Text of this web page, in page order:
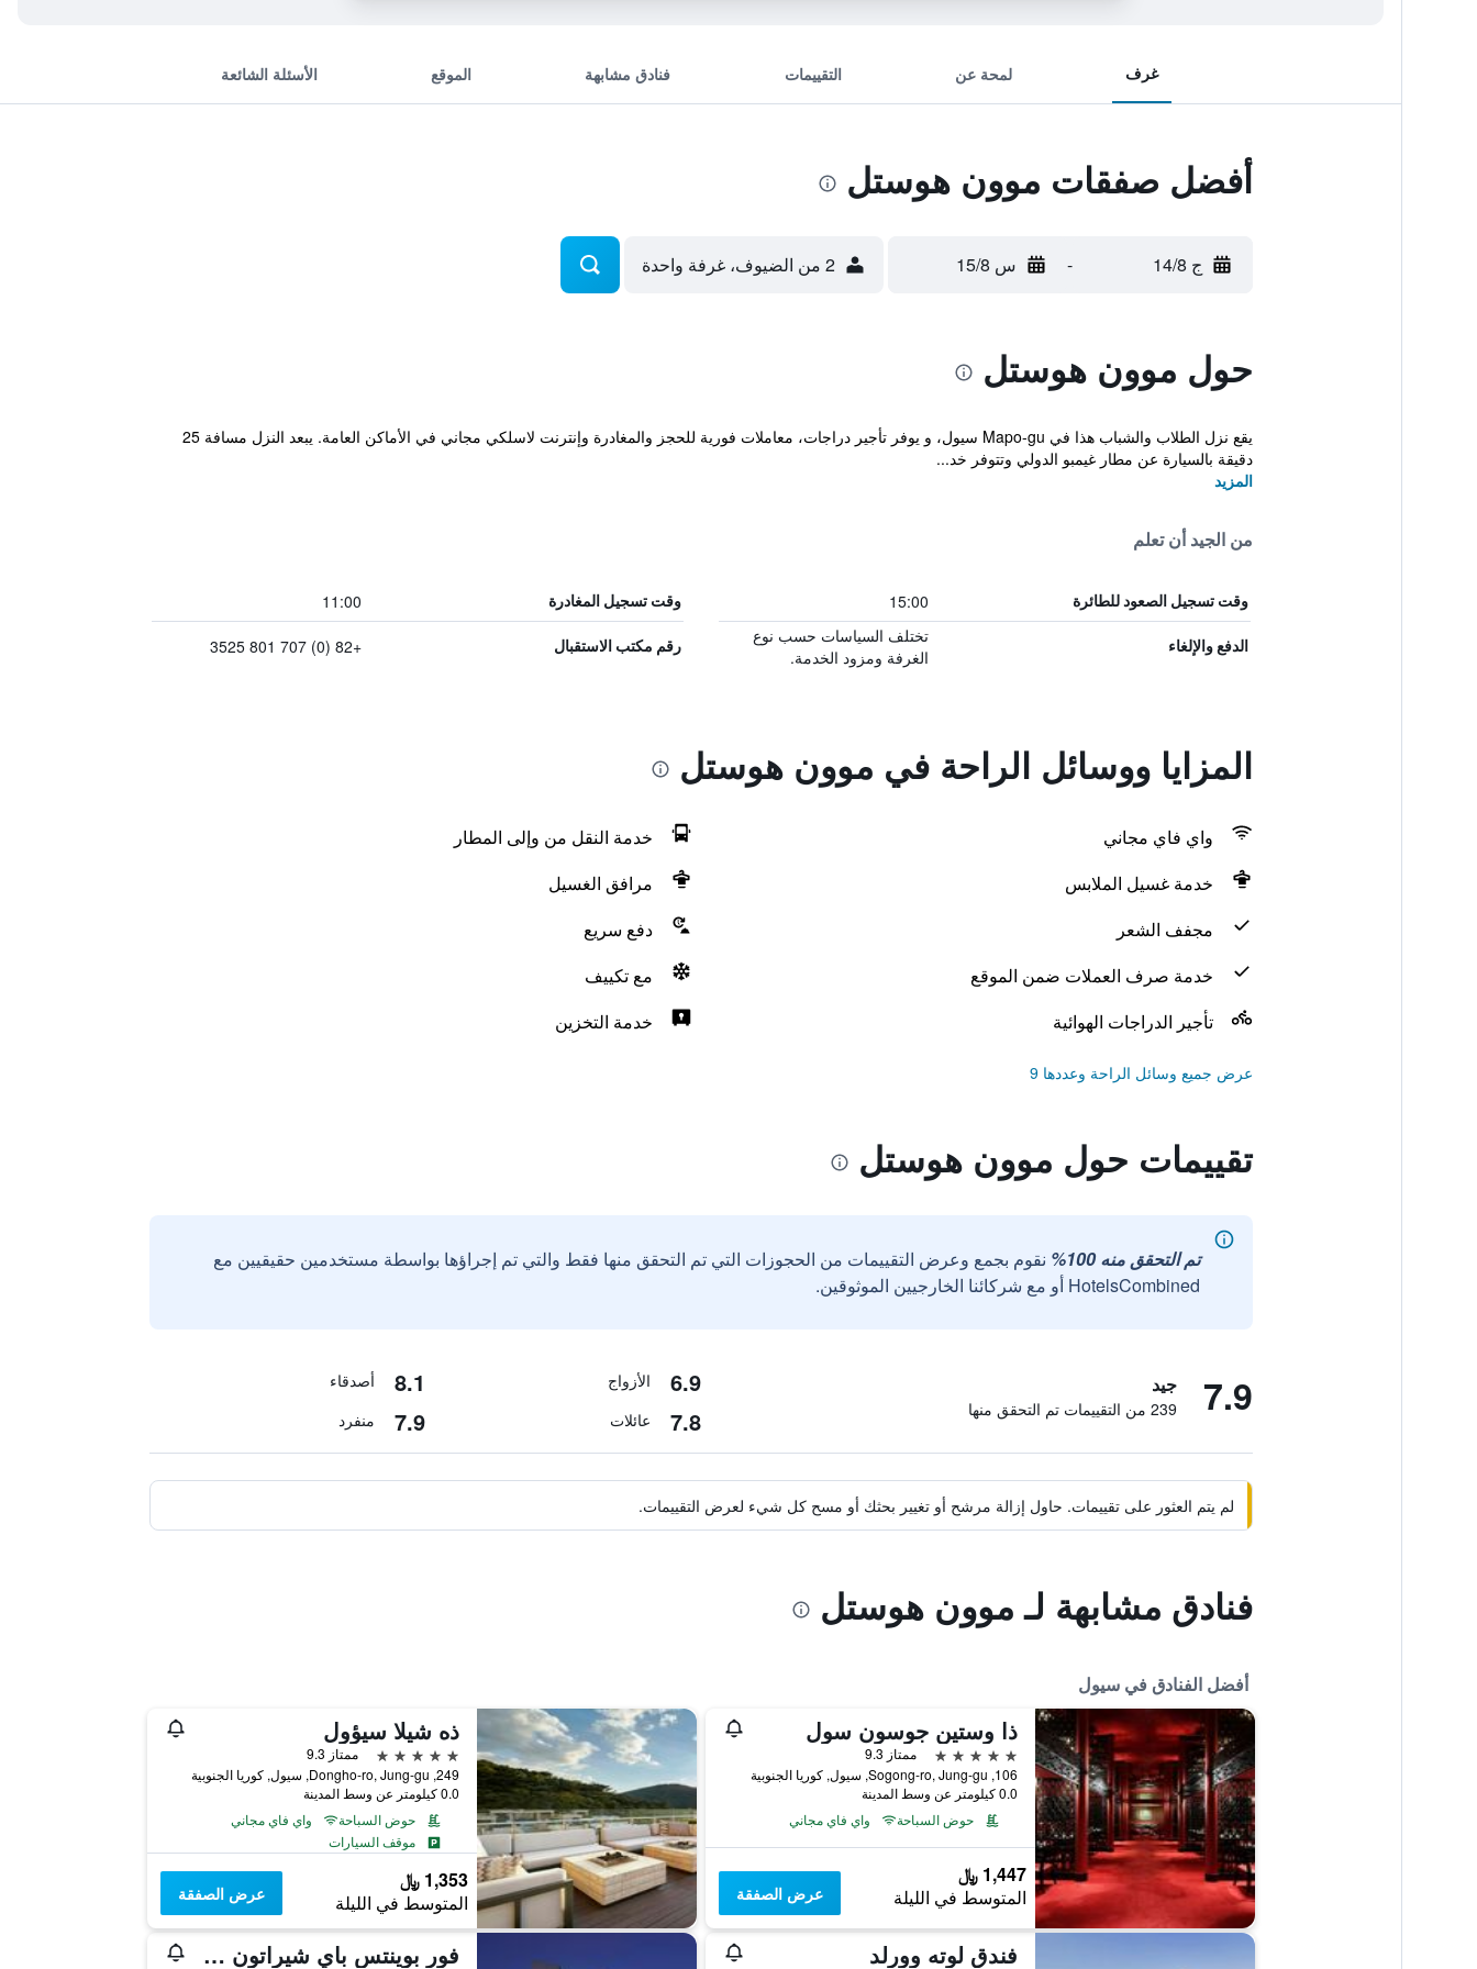
غرف لمحة عن التقييمات فنادق مشابهة الموقع الأسئلة الشائعة
أفضل صفقات موون هوستل
ج 14/8 - س 15/8 2 من الضيوف، غرفة واحدة
حول موون هوستل
يقع نزل الطلاب والشباب هذا في Mapo-gu سيول، و يوفر تأجير دراجات، معاملات فورية للحجز والمغادرة وإنترنت لاسلكي مجاني في الأماكن العامة. يبعد النزل مسافة 25
دقيقة بالسيارة عن مطار غيمبو الدولي وتتوفر خد...
المزيد
من الجيد أن تعلم
وقت تسجيل الصعود للطائرة 15:00 وقت تسجيل المغادرة 11:00
الدفع والإلغاء
تختلف السياسات حسب نوع
الغرفة ومزود الخدمة.
رقم مكتب الاستقبال +82 (0) 707 801 3525
المزايا ووسائل الراحة في موون هوستل
واي فاي مجاني
خدمة النقل من وإلى المطار
خدمة غسيل الملابس
مرافق الغسيل
مجفف الشعر
دفع سريع
خدمة صرف العملات ضمن الموقع
مع تكييف
تأجير الدراجات الهوائية
خدمة التخزين
عرض جميع وسائل الراحة وعددها 9
تقييمات حول موون هوستل
تم التحقق منه 100%
نقوم بجمع وعرض التقييمات من الحجوزات التي تم التحقق منها فقط والتي تم إجراؤها بواسطة مستخدمين حقيقيين مع
HotelsCombined أو مع شركائنا الخارجيين الموثوقين.
7.9 جيد
239 من التقييمات تم التحقق منها
6.9 الأزواج 8.1 أصدقاء
7.8 عائلات 7.9 منفرد
لم يتم العثور على تقييمات. حاول إزالة مرشح أو تغيير بحثك أو مسح كل شيء لعرض التقييمات.
فنادق مشابهة لـ موون هوستل
أفضل الفنادق في سيول
ذا وستين جوسون سول
5 نجوم
ممتاز 9.3
106, Sogong-ro, Jung-gu, سيول, كوريا الجنوبية
0.0 كيلومتر عن وسط المدينة
حوض السباحة
واي فاي مجاني
1,447 ﷼
المتوسط في الليلة عرض الصفقة
ذه شيلا سيؤول
5 نجوم
ممتاز 9.3
249, Dongho-ro, Jung-gu, سيول, كوريا الجنوبية
0.0 كيلومتر عن وسط المدينة
حوض السباحة
واي فاي مجاني
موقف السيارات
1,353 ﷼
المتوسط في الليلة عرض الصفقة
فندق لوته وورلد فور بوينتس باي شيراتون سول، جورو